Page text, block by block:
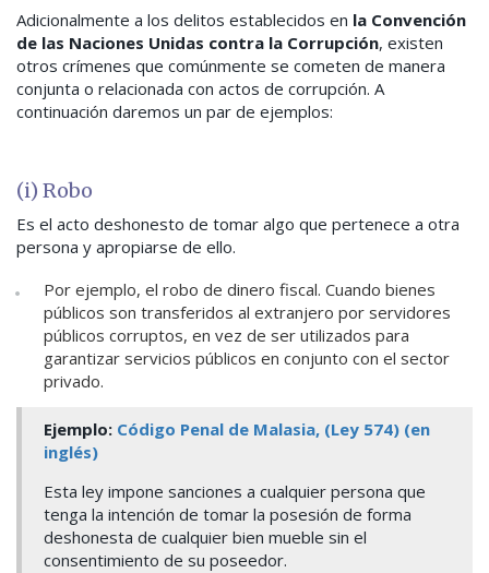
Adicionalmente a los delitos establecidos en la Convención
de las Naciones Unidas contra la Corrupción, existen
otros crímenes que comúnmente se cometen de manera
conjunta o relacionada con actos de corrupción. A
continuación daremos un par de ejemplos:
(i) Robo
Es el acto deshonesto de tomar algo que pertenece a otra
persona y apropiarse de ello.
Por ejemplo, el robo de dinero fiscal. Cuando bienes
públicos son transferidos al extranjero por servidores
públicos corruptos, en vez de ser utilizados para
garantizar servicios públicos en conjunto con el sector
privado.
Ejemplo: Código Penal de Malasia, (Ley 574) (en
inglés)
Esta ley impone sanciones a cualquier persona que
tenga la intención de tomar la posesión de forma
deshonesta de cualquier bien mueble sin el
consentimiento de su poseedor.